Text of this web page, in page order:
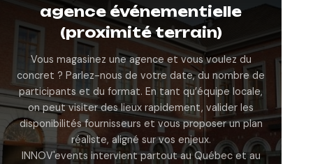
agence événementielle
(proximité terrain)
Vous magasinez une agence et vous voulez du
concret ? Parlez-nous de votre date, du nombre de
participants et du format. En tant qu’équipe locale,
on peut visiter des lieux rapidement, valider les
disponibilités fournisseurs et vous proposer un plan
réaliste, aligné sur vos enjeux.
INNOV'events intervient partout au Québec et au